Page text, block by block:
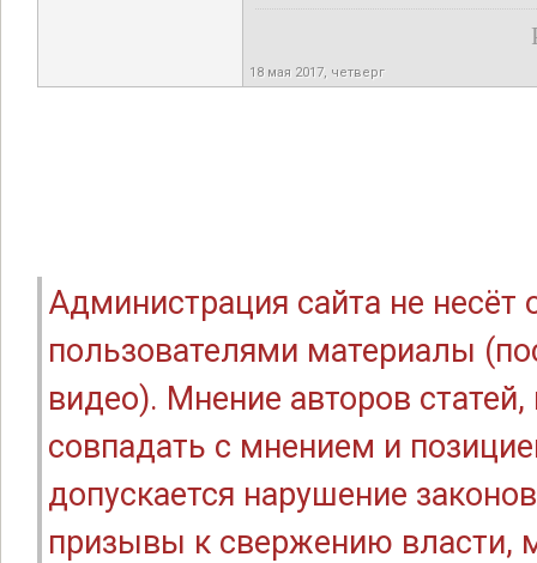
18 мая 2017, четверг
Администрация сайта не
пользователями материалы
видео). Мнение авторов
совпадать с мнением и
допускается нарушение
призывы к свержению власти,